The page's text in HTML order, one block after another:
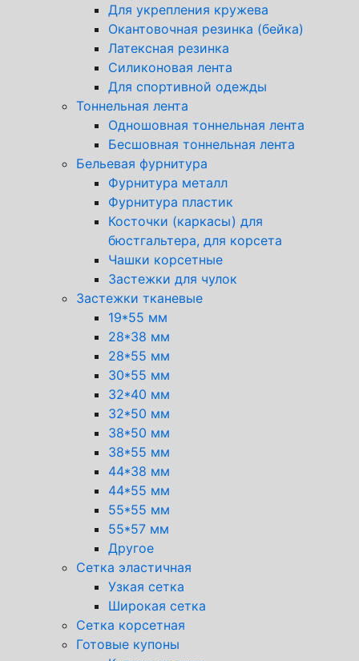
Для укрепления кружева
Окантовочная резинка (бейка)
Латексная резинка
Силиконовая лента
Для спортивной одежды
Тоннельная лента
Одношовная тоннельная лента
Бесшовная тоннельная лента
Бельевая фурнитура
Фурнитура металл
Фурнитура пластик
Косточки (каркасы) для
бюстгальтера, для корсета
Чашки корсетные
Застежки для чулок
Застежки тканевые
19*55 мм
28*38 мм
28*55 мм
30*55 мм
32*40 мм
32*50 мм
38*50 мм
38*55 мм
44*38 мм
44*55 мм
55*55 мм
55*57 мм
Другое
Сетка эластичная
Узкая сетка
Широкая сетка
Сетка корсетная
Готовые купоны